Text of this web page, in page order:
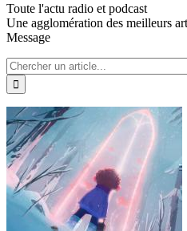
Toute l'actu radio et podcast
Une agglomération des meilleurs
Message